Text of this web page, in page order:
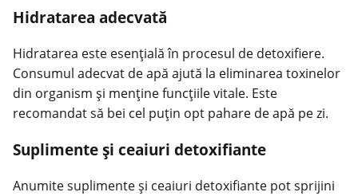
Hidratarea adecvată
Hidratarea este esențială în procesul de detoxifiere.
Consumul adecvat de apă ajută la eliminarea toxinelor
din organism și menține funcțiile vitale. Este
recomandat să bei cel puțin opt pahare de apă pe zi.
Suplimente și ceaiuri detoxifiante
Anumite suplimente și ceaiuri detoxifiante pot sprijini